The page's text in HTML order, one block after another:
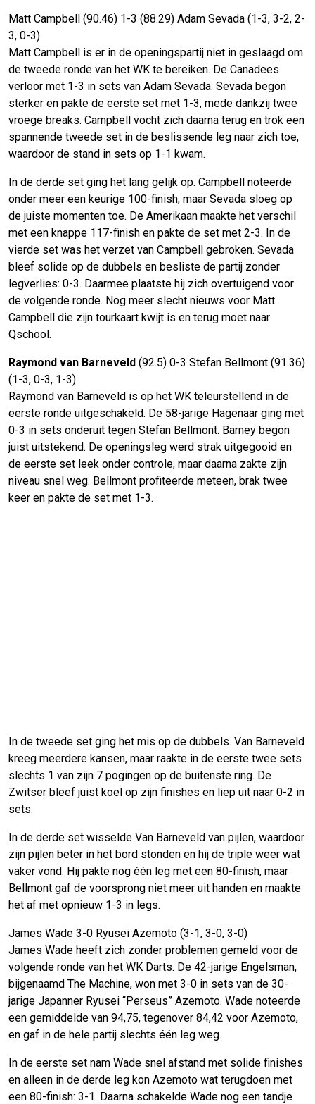
Matt Campbell (90.46) 1-3 (88.29) Adam Sevada (1-3, 3-2, 2-
3, 0-3)
Matt Campbell is er in de openingspartij niet in geslaagd om
de tweede ronde van het WK te bereiken. De Canadees
verloor met 1-3 in sets van Adam Sevada. Sevada begon
sterker en pakte de eerste set met 1-3, mede dankzij twee
vroege breaks. Campbell vocht zich daarna terug en trok een
spannende tweede set in de beslissende leg naar zich toe,
waardoor de stand in sets op 1-1 kwam.
In de derde set ging het lang gelijk op. Campbell noteerde
onder meer een keurige 100-finish, maar Sevada sloeg op
de juiste momenten toe. De Amerikaan maakte het verschil
met een knappe 117-finish en pakte de set met 2-3. In de
vierde set was het verzet van Campbell gebroken. Sevada
bleef solide op de dubbels en besliste de partij zonder
legverlies: 0-3. Daarmee plaatste hij zich overtuigend voor
de volgende ronde. Nog meer slecht nieuws voor Matt
Campbell die zijn tourkaart kwijt is en terug moet naar
Qschool.
Raymond van Barneveld (92.5) 0-3 Stefan Bellmont (91.36)
(1-3, 0-3, 1-3)
Raymond van Barneveld is op het WK teleurstellend in de
eerste ronde uitgeschakeld. De 58-jarige Hagenaar ging met
0-3 in sets onderuit tegen Stefan Bellmont. Barney begon
juist uitstekend. De openingsleg werd strak uitgegooid en
de eerste set leek onder controle, maar daarna zakte zijn
niveau snel weg. Bellmont profiteerde meteen, brak twee
keer en pakte de set met 1-3.
In de tweede set ging het mis op de dubbels. Van Barneveld
kreeg meerdere kansen, maar raakte in de eerste twee sets
slechts 1 van zijn 7 pogingen op de buitenste ring. De
Zwitser bleef juist koel op zijn finishes en liep uit naar 0-2 in
sets.
In de derde set wisselde Van Barneveld van pijlen, waardoor
zijn pijlen beter in het bord stonden en hij de triple weer wat
vaker vond. Hij pakte nog één leg met een 80-finish, maar
Bellmont gaf de voorsprong niet meer uit handen en maakte
het af met opnieuw 1-3 in legs.
James Wade 3-0 Ryusei Azemoto (3-1, 3-0, 3-0)
James Wade heeft zich zonder problemen gemeld voor de
volgende ronde van het WK Darts. De 42-jarige Engelsman,
bijgenaamd The Machine, won met 3-0 in sets van de 30-
jarige Japanner Ryusei “Perseus” Azemoto. Wade noteerde
een gemiddelde van 94,75, tegenover 84,42 voor Azemoto,
en gaf in de hele partij slechts één leg weg.
In de eerste set nam Wade snel afstand met solide finishes
en alleen in de derde leg kon Azemoto wat terugdoen met
een 80-finish: 3-1. Daarna schakelde Wade nog een tandje